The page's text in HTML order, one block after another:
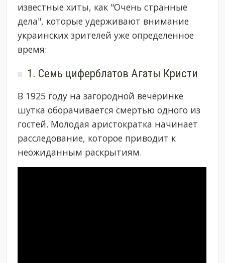
известные хиты, как "Очень странные
дела", которые удерживают внимание
украинских зрителей уже определенное
время:
1. Семь циферблатов Агаты Кристи
В 1925 году на загородной вечеринке
шутка оборачивается смертью одного из
гостей. Молодая аристократка начинает
расследование, которое приводит к
неожиданным раскрытиям.